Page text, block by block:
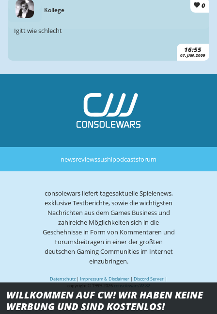
Kollege
0
16:55
07. JAN. 2009
Igitt wie schlecht
newsreviewssushipodcastsforum
consolewars liefert tagesaktuelle Spielenews,
exklusive Testberichte, sowie die wichtigsten
Nachrichten aus dem Games Business und
zahlreiche Möglichkeiten sich in die
Geschehnisse in Form von Kommentaren und
Forumsbeiträgen in einer der größten
deutschen Gaming Communities im Internet
einzubringen.
Datenschutz | Impressum & Disclaimer | Discord Server |
copyright © 1999-2026 consolewars V2.82
WILLKOMMEN AUF CW! WIR HABEN KEINE
WERBUNG UND SIND KOSTENLOS!